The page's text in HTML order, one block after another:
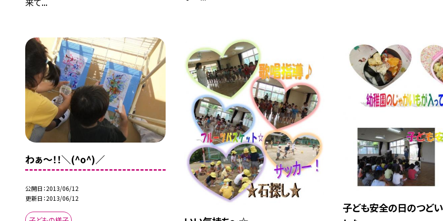
わぁ〜！！＼(^o^)／
公開日 2013/06/12
更新日 2013/06/12
子ども安全の日のつど